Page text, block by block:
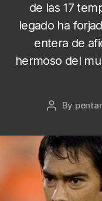
de las 17
legado ha
entera de
hermoso del
Post
By